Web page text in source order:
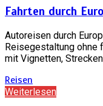
Fahrten durch
Autoreisen durch
Reisegestaltung ohne
mit Vignetten,
Reisen
Weiterlesen